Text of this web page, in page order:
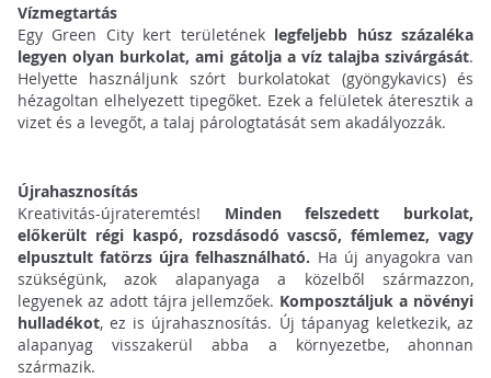
Vízmegtartás
Egy Green City kert területének legfeljebb húsz százaléka
legyen olyan burkolat, ami gátolja a víz talajba szivárgását.
Helyette használjunk szórt burkolatokat (gyöngykavics) és
hézagoltan elhelyezett tipegőket. Ezek a felületek áteresztik a
vizet és a levegőt, a talaj párologtatását sem akadályozzák.
Újrahasznosítás
Kreativitás-újrateremtés! Minden felszedett burkolat,
előkerült régi kaspó, rozsdásodó vascső, fémlemez, vagy
elpusztult fatörzs újra felhasználható. Ha új anyagokra van
szükségünk, azok alapanyaga a közelből származzon,
legyenek az adott tájra jellemzőek. Komposztáljuk a növényi
hulladékot, ez is újrahasznosítás. Új tápanyag keletkezik, az
alapanyag visszakerül abba a környezetbe, ahonnan
származik.